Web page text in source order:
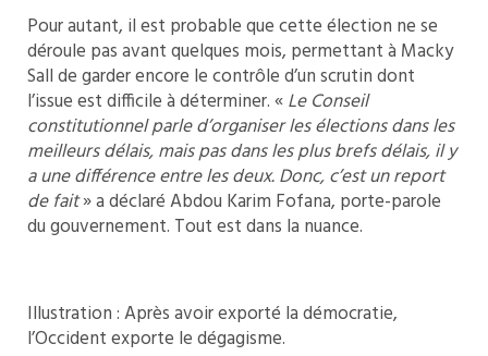
Pour autant, il est probable que cette élection ne se
déroule pas avant quelques mois, permettant à Macky
Sall de garder encore le contrôle d’un scrutin dont
l’issue est difficile à déterminer. «Le Conseil
constitutionnel parle d’organiser les élections dans les
meilleurs délais, mais pas dans les plus brefs délais, il y
a une différence entre les deux. Donc, c’est un report
de fait» a déclaré Abdou Karim Fofana, porte-parole
du gouvernement. Tout est dans la nuance.
Illustration : Après avoir exporté la démocratie,
l’Occident exporte le dégagisme.